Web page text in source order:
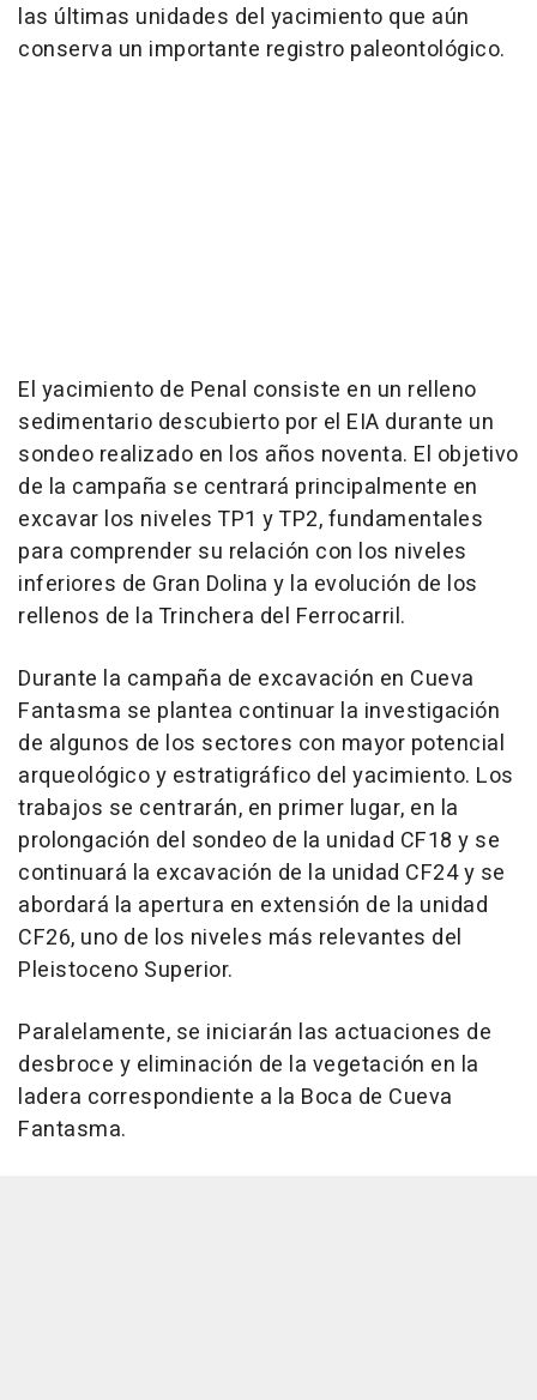
las últimas unidades del yacimiento que aún
conserva un importante registro paleontológico.
El yacimiento de Penal consiste en un relleno
sedimentario descubierto por el EIA durante un
sondeo realizado en los años noventa. El objetivo
de la campaña se centrará principalmente en
excavar los niveles TP1 y TP2, fundamentales
para comprender su relación con los niveles
inferiores de Gran Dolina y la evolución de los
rellenos de la Trinchera del Ferrocarril.
Durante la campaña de excavación en Cueva
Fantasma se plantea continuar la investigación
de algunos de los sectores con mayor potencial
arqueológico y estratigráfico del yacimiento. Los
trabajos se centrarán, en primer lugar, en la
prolongación del sondeo de la unidad CF18 y se
continuará la excavación de la unidad CF24 y se
abordará la apertura en extensión de la unidad
CF26, uno de los niveles más relevantes del
Pleistoceno Superior.
Paralelamente, se iniciarán las actuaciones de
desbroce y eliminación de la vegetación en la
ladera correspondiente a la Boca de Cueva
Fantasma.